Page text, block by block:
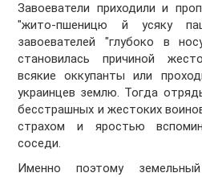
Завоеватели приходили и
"жито-пшеницю й усяку
завоевателей "глубоко в
становилась причиной
всякие оккупанты или
украинцев землю. Тогда
бесстрашных и жестоких
страхом и яростью
соседи.
Именно поэтому